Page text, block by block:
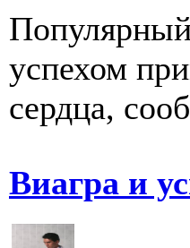
успехом
сердца,
Виагра и